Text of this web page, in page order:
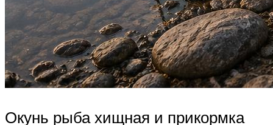
Окунь рыба хищная и прикормка